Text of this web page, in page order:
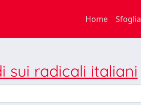
Home Sfoglia
sui radicali italiani